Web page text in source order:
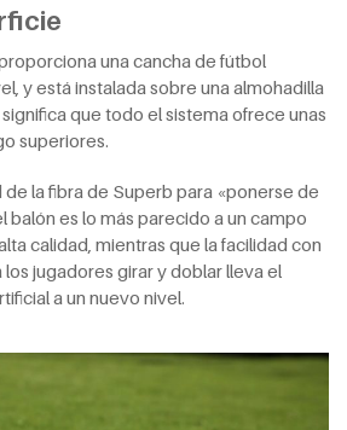
una cancha de fútbol
y está instalada sobre una almohadilla
que todo el sistema ofrece unas
superiores.
de la fibra de Superb para «ponerse de
balón es lo más parecido a un campo
calidad, mientras que la facilidad con
jugadores girar y doblar lleva el
a un nuevo nivel.